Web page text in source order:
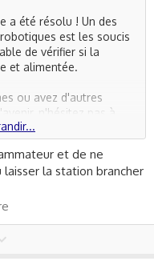
a été résolu ! Un des
est les soucis
de vérifier si la
et alimentée.
ou avez d'autres
n'hésitez pas à
S8 !
et de ne
la station brancher